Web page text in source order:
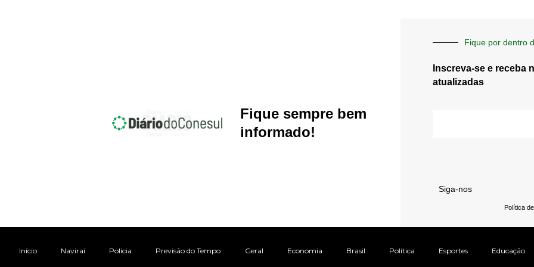
Fique sempre bem
informado!
Fique por dentro
Inscreva-se e receba
atualizadas
Siga-nos
Política
Início Naviraí Polícia Previsão do Tempo Geral Economia Brasil Política Esportes Educação